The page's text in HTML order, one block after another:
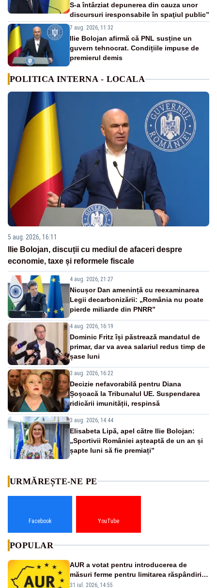
S-a întârziat depunerea din cauza unor
discursuri iresponsabile în spaţiul public”
7 aug. 2026, 11:32
Ilie Bolojan afirmă că PNL susține un
guvern tehnocrat. Condițiile impuse de
premierul demis
POLITICA INTERNA - LOCALA
5 aug. 2026, 16:11
Ilie Bolojan, discuții cu mediul de afaceri despre
economie, taxe și reformele fiscale
4 aug. 2026, 21:27
Nicușor Dan amenință cu reexaminarea
Legii decarbonizării: „România nu poate
pierde miliarde din PNRR”
4 aug. 2026, 16:19
Dominic Fritz își păstrează mandatul de
primar, dar va avea salariul redus timp de
șase luni
3 aug. 2026, 16:22
Decizie nefavorabilă pentru Diana
Șoșoacă la Tribunalul UE. Suspendarea
ridicării imunității, respinsă
3 aug. 2026, 14:44
Elisabeta Lipă, apel către Ilie Bolojan:
„Sportivii României așteaptă de un an și
șapte luni să fie premiați”
URMĂREȘTE-NE PE
Facebook YouTube
POPULAR
AUR a votat pentru introducerea de
măsuri ferme pentru limitarea răspândirii
virusului pestei porcine africane
31 iul. 2026, 14:55